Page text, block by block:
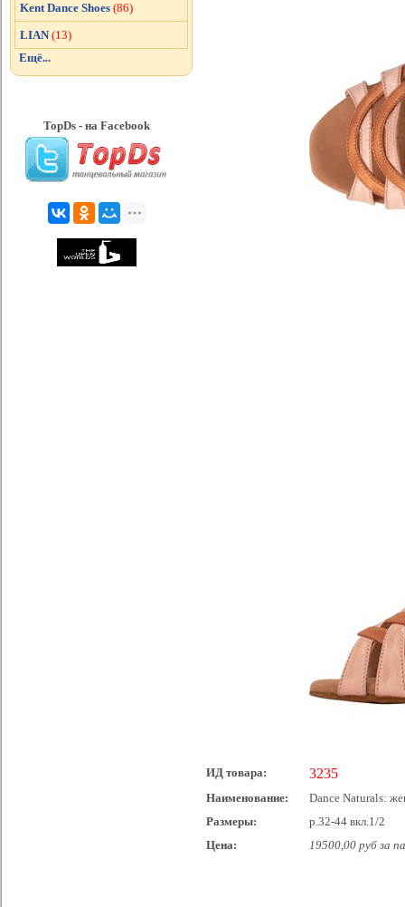
ИД товара: 3235
Наименование:
Dance Naturals:
Размеры:
р.32-44 вкл.1/2
Цена:
19500,00 руб за
Kent Dance Shoes (86)
LIAN (13)
Ещё...
TopDs - на Facebook